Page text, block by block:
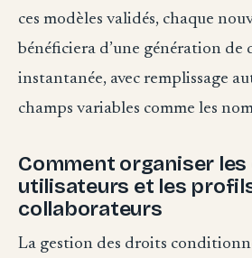
ces modèles validés, chaque
bénéficiera d’une génération de
instantanée, avec remplissage
champs variables comme les
Comment organiser
utilisateurs et les
collaborateurs
La gestion des droits